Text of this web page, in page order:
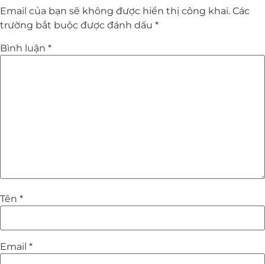
Email của bạn sẽ không được hiển thị công khai. Các
trường bắt buộc được đánh dấu *
Bình luận *
Tên *
Email *